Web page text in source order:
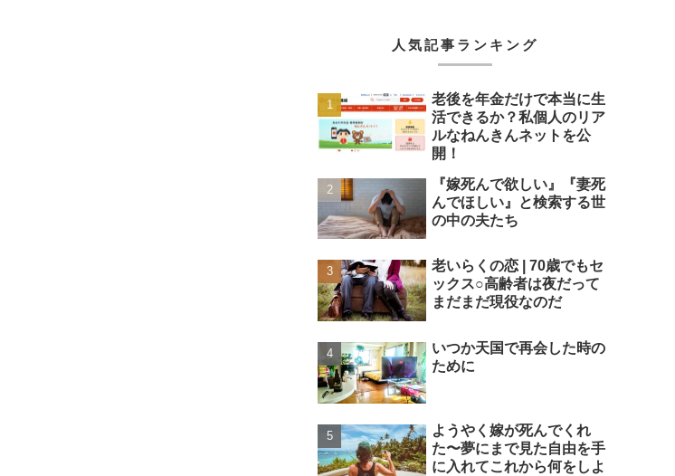
人気記事ランキング
老後を年金だけで本当に生
活できるか？私個人のリア
ルなねんきんネットを公
開！
『嫁死んで欲しい』『妻死
んでほしい』と検索する世
の中の夫たち
老いらくの恋 | 70歳でもセ
ックス○高齢者は夜だって
まだまだ現役なのだ
いつか天国で再会した時の
ために
ようやく嫁が死んでくれ
た〜夢にまで見た自由を手
に入れてこれから何をしよ